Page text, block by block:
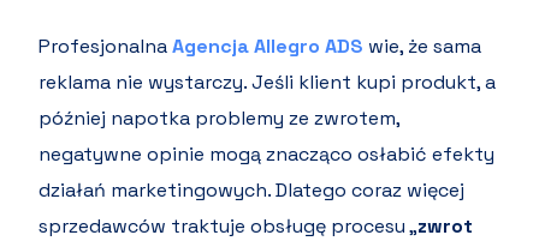
ProfesjonalnaAgencja Allegro ADS wie, że sama
reklama nie wystarczy. Jeśli klient kupi produkt, a
później napotka problemy ze zwrotem,
negatywne opinie mogą znacząco osłabić efekty
działań marketingowych. Dlatego coraz więcej
sprzedawców traktuje obsługę procesu „zwrot